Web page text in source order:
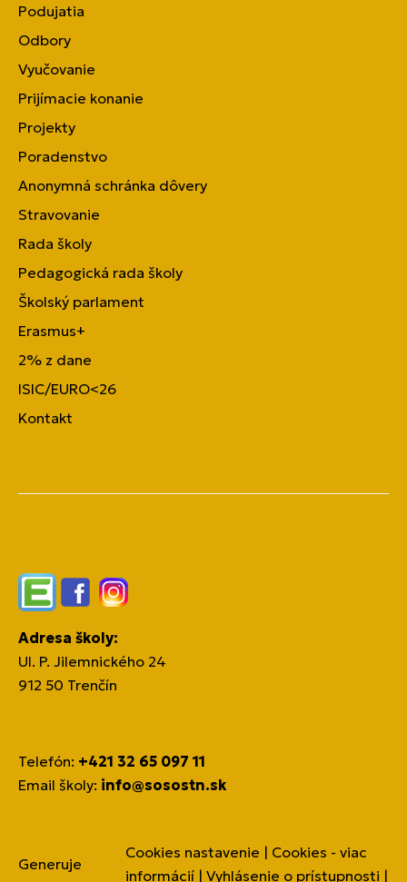
Podujatia
Odbory
Vyučovanie
Prijímacie konanie
Projekty
Poradenstvo
Anonymná schránka dôvery
Stravovanie
Rada školy
Pedagogická rada školy
Školský parlament
Erasmus+
2% z dane
ISIC/EURO<26
Kontakt
EdupageFacebookInstagram
Adresa školy:
Ul. P. Jilemnického 24
912 50 Trenčín
Telefón: +421 32 65 097 11
Email školy: info@sosostn.sk
Generuje
Cookies nastavenie | Cookies - viac
informácií | Vyhlásenie o prístupnosti |